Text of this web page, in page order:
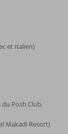
et Italien)
Posh Club,
Makadi Resort)